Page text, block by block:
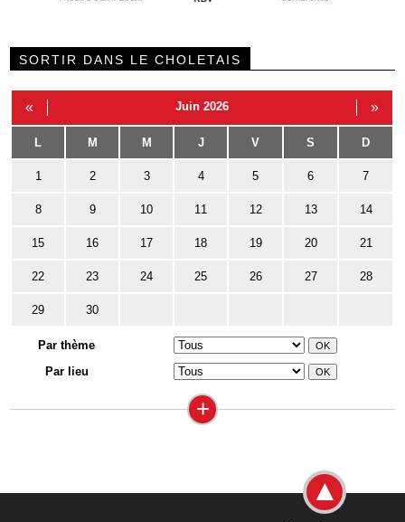
SORTIR DANS LE CHOLETAIS
« Juin 2026 »
L M M J V S D
1 2 3 4 5 6 7
8 9 10 11 12 13 14
15 16 17 18 19 20 21
22 23 24 25 26 27 28
29 30
Par thème
Par lieu
+